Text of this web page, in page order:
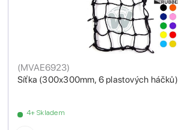
Síťka (300x300mm, 6 plastových háčků)
(MVAE6923)
4+ Skladem